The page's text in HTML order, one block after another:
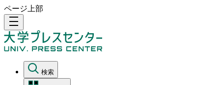
ページ上部
density_medium
検索